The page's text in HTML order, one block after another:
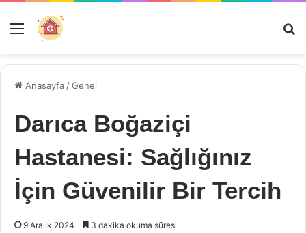
Menü
Anasayfa /Genel
Darıca Boğaziçi
Hastanesi: Sağlığınız
İçin Güvenilir Bir Tercih
9 Aralık 2024 3 dakika okuma süresi